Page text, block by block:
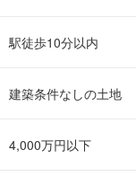
駅徒歩10分以内
建築条件なしの土地
4,000万円以下